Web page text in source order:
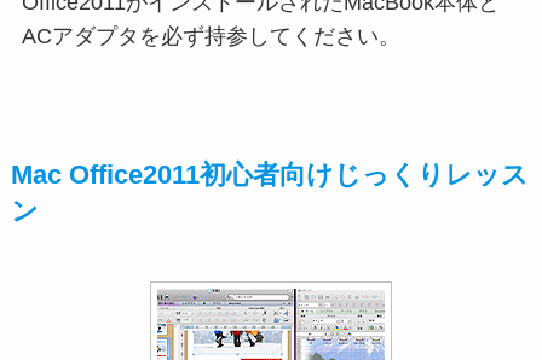
ACアダプタを必ず持参してください。
Mac Office2011初心者向けじっくりレッス
ン